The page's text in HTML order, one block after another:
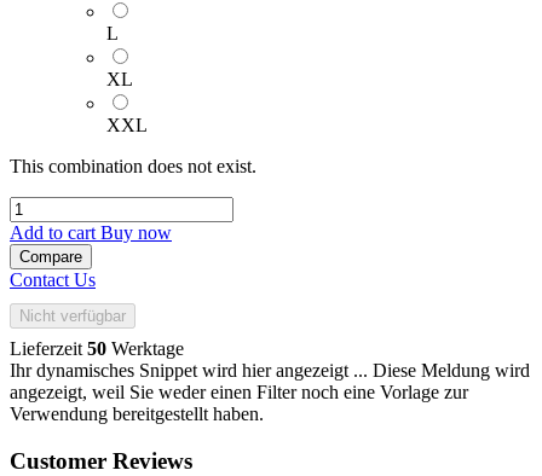
L
XL
XXL
This combination does not exist.
Add to cart Buy now
Compare
Contact Us
Nicht verfügbar
Lieferzeit 50 Werktage
Ihr dynamisches Snippet wird hier angezeigt ... Diese Meldung wird
angezeigt, weil Sie weder einen Filter noch eine Vorlage zur
Verwendung bereitgestellt haben.
Customer Reviews